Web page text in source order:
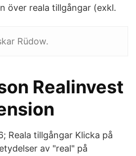
över reala tillgångar (exkl.
Rüdow.
Realinvest
Reala tillgångar Klicka på
av "real" på